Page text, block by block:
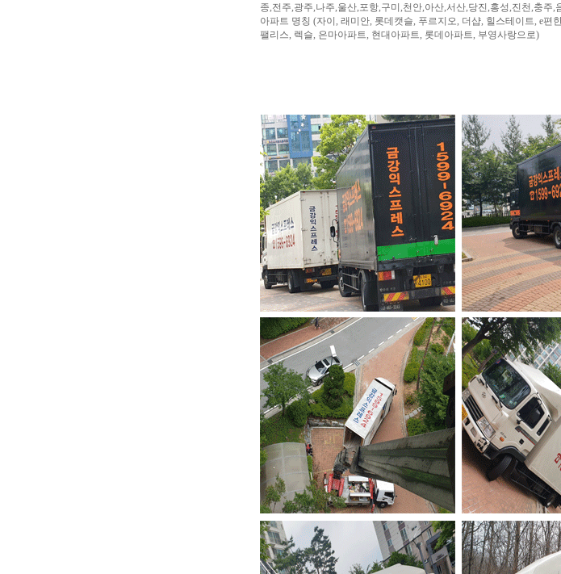
종,전주,광주,나주,울산,포항,구미,천안,아산,서산,당진,홍성,진천,충주,
아파트 명칭 (자이, 래미안, 롯데캣슬, 푸르지오, 더샵, 힐스테이트, e편
팰리스, 렉슬, 은마아파트, 현대아파트, 롯데아파트, 부영사랑으로)